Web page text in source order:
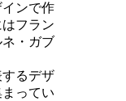
ンで作
フラン
・ガブ
るデザ
ってい